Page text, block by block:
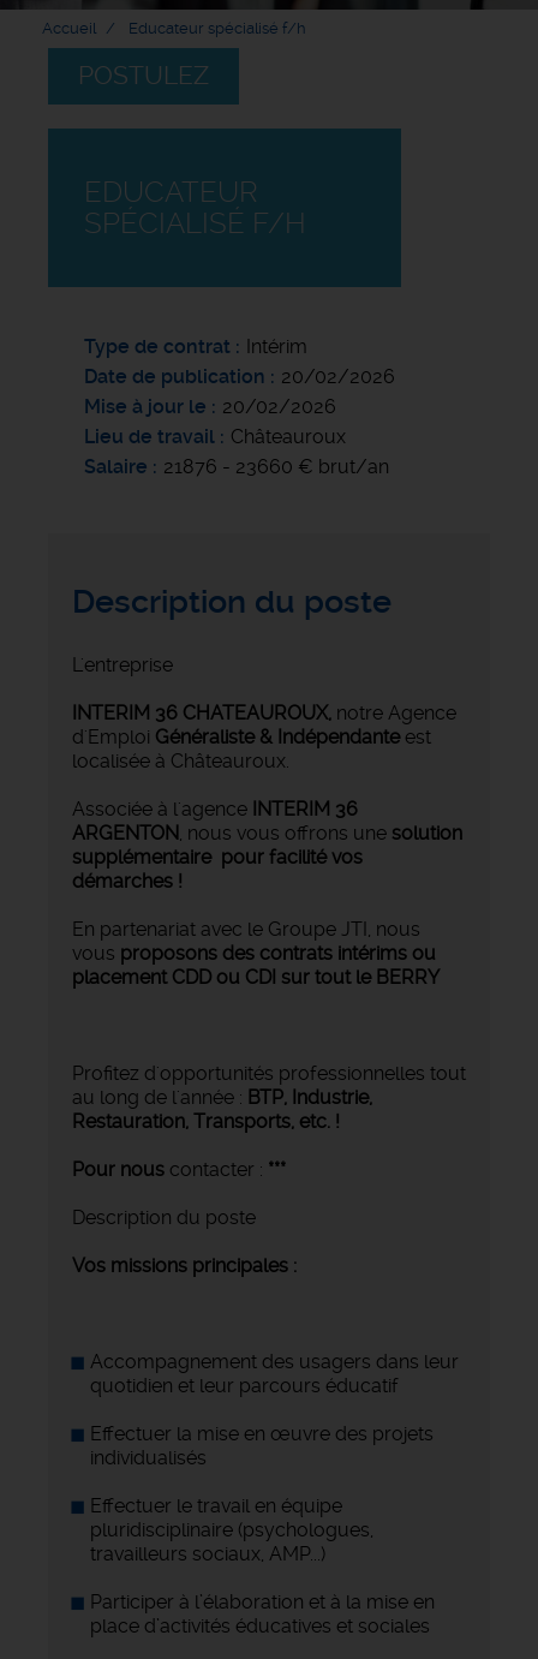
Accueil Educateur spécialisé f/h
POSTULEZ
EDUCATEUR
SPÉCIALISÉ F/H
Type de contrat
Intérim
Date de publication
20/02/2026
Mise à jour le
20/02/2026
Lieu de travail
Châteauroux
Salaire
21876 - 23660 € brut/an
Description du poste
L'entreprise
INTERIM 36 CHATEAUROUX, notre Agence
d'Emploi Généraliste & Indépendante est
localisée à Châteauroux.
Associée à l'agence INTERIM 36
ARGENTON, nous vous offrons une solution
supplémentaire pour facilité vos
démarches !
En partenariat avec le Groupe JTI, nous
vous proposons des contrats intérims ou
placement CDD ou CDI sur tout le BERRY
Profitez d'opportunités professionnelles tout
au long de l'année : BTP, Industrie,
Restauration, Transports, etc. !
Pour nous contacter : ***
Description du poste
Vos missions principales :
Accompagnement des usagers dans leur
quotidien et leur parcours éducatif
Effectuer la mise en œuvre des projets
individualisés
Effectuer le travail en équipe
pluridisciplinaire (psychologues,
travailleurs sociaux, AMP...)
Participer à l’élaboration et à la mise en
place d’activités éducatives et sociales